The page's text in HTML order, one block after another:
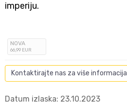
imperiju.
NOVA
66,99 EUR
Kontaktirajte nas za više informacija
Datum izlaska: 23.10.2023